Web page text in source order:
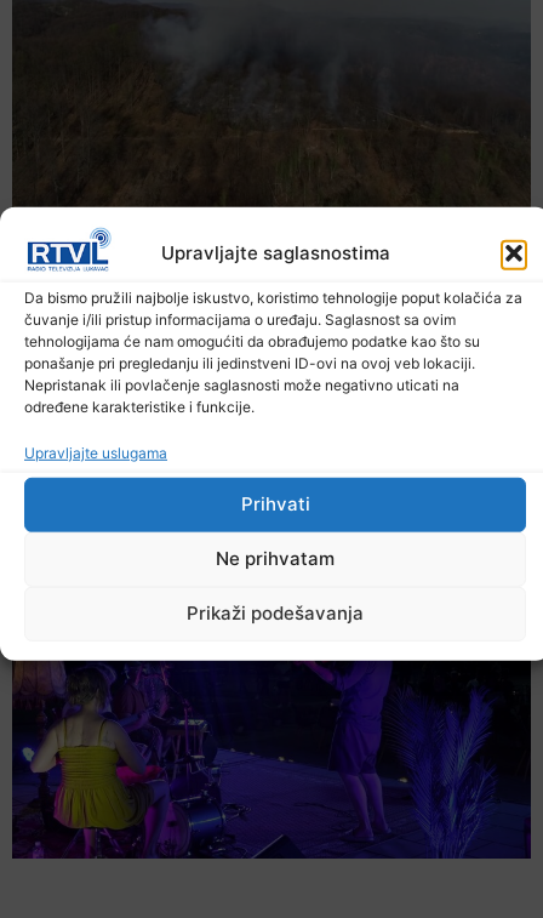
Upravljajte saglasnostima
Da bismo pružili najbolje iskustvo, koristimo tehnologije poput kolačića za
čuvanje i/ili pristup informacijama o uređaju. Saglasnost sa ovim
tehnologijama će nam omogućiti da obrađujemo podatke kao što su
ponašanje pri pregledanju ili jedinstveni ID-ovi na ovoj veb lokaciji.
Nepristanak ili povlačenje saglasnosti može negativno uticati na
određene karakteristike i funkcije.
Upravljajte uslugama
Prihvati
Ne prihvatam
Prikaži podešavanja
U TK povećan broj požara